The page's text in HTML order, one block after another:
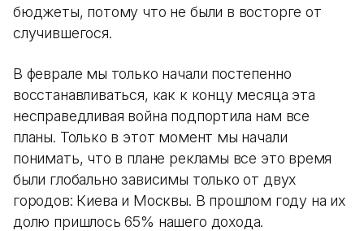
бюджеты, потому что не были в восторге от
случившегося.
В феврале мы только начали постепенно
восстанавливаться, как к концу месяца эта
несправедливая война подпортила нам все
планы. Только в этот момент мы начали
понимать, что в плане рекламы все это время
были глобально зависимы только от двух
городов: Киева и Москвы. В прошлом году на их
долю пришлось 65% нашего дохода.